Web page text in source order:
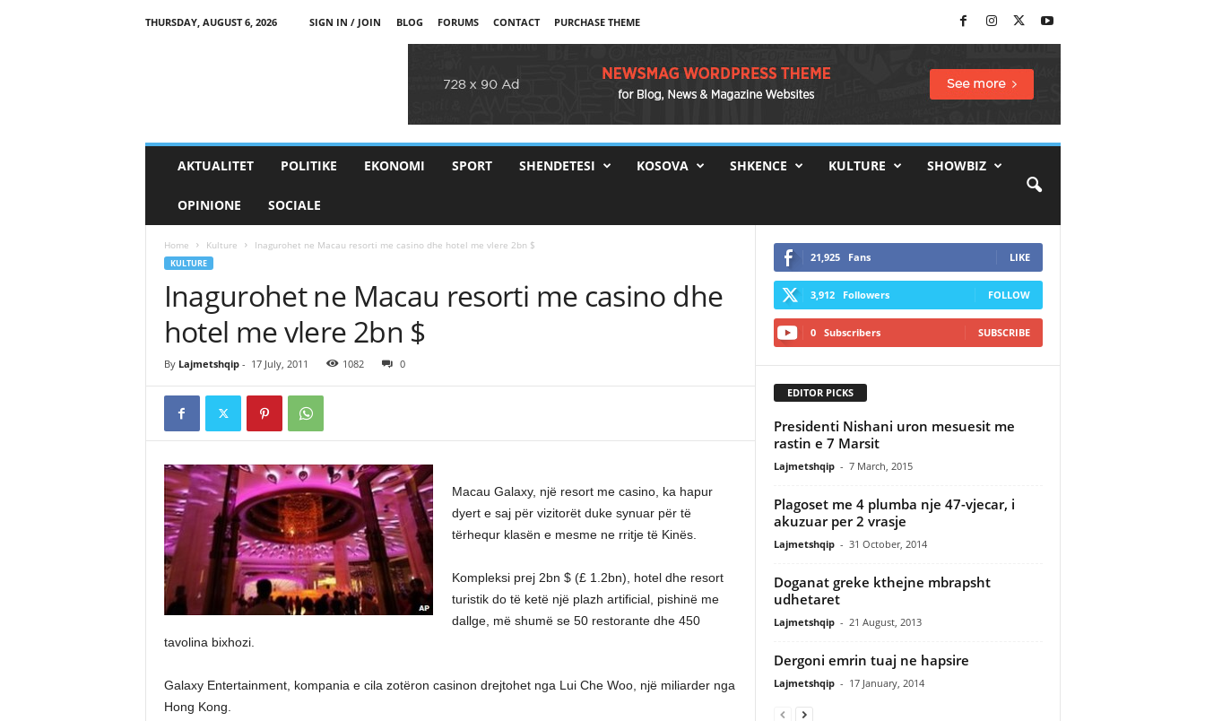
THURSDAY, AUGUST 6, 2026 SIGN IN / JOIN BLOG FORUMS CONTACT PURCHASE THEME
AKTUALITET POLITIKE EKONOMI SPORT SHENDETESI KOSOVA SHKENCE KULTURE SHOWBIZ
OPINIONE SOCIALE
Home Kulture Inagurohet ne Macau resorti me casino dhe hotel me vlere 2bn $
KULTURE
Inagurohet ne Macau resorti me casino dhe
hotel me vlere 2bn $
By Lajmetshqip- 17 July, 2011 1082 0
Macau Galaxy, një resort me casino, ka hapur
dyert e saj për vizitorët duke synuar për të
tërhequr klasën e mesme ne rritje të Kinës.
Kompleksi prej 2bn $ (£ 1.2bn), hotel dhe resort
turistik do të ketë një plazh artificial, pishinë me
dallge, më shumë se 50 restorante dhe 450
tavolina bixhozi.
Galaxy Entertainment, kompania e cila zotëron casinon drejtohet nga Lui Che Woo, një miliarder nga
Hong Kong.
21,925 Fans LIKE
3,912 Followers FOLLOW
0 Subscribers SUBSCRIBE
EDITOR PICKS
Presidenti Nishani uron mesuesit me
rastin e 7 Marsit
Lajmetshqip - 7 March, 2015
Plagoset me 4 plumba nje 47-vjecar, i
akuzuar per 2 vrasje
Lajmetshqip - 31 October, 2014
Doganat greke kthejne mbrapsht
udhetaret
Lajmetshqip - 21 August, 2013
Dergoni emrin tuaj ne hapsire
Lajmetshqip - 17 January, 2014